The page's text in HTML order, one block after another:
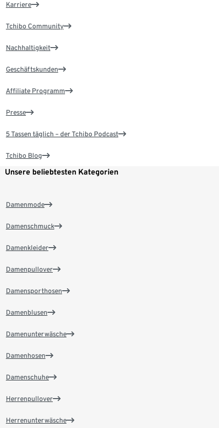
Karriere
Tchibo Community
Nachhaltigkeit
Geschäftskunden
Affiliate Programm
Presse
5 Tassen täglich – der Tchibo Podcast
Tchibo Blog
Unsere beliebtesten Kategorien
Damenmode
Damenschmuck
Damenkleider
Damenpullover
Damensporthosen
Damenblusen
Damenunterwäsche
Damenhosen
Damenschuhe
Herrenpullover
Herrenunterwäsche